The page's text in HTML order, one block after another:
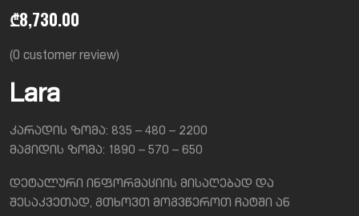
₾8,730.00
(0 customer review)
Lara
კარადის ზომა: 835 – 480 – 2200
მაგიდის ზომა: 1890 – 570 – 650
დეტალური ინფორმაციის მისაღებად და
შესაკვეთად, გთხოვთ მოგვწეროთ ჩატში ან